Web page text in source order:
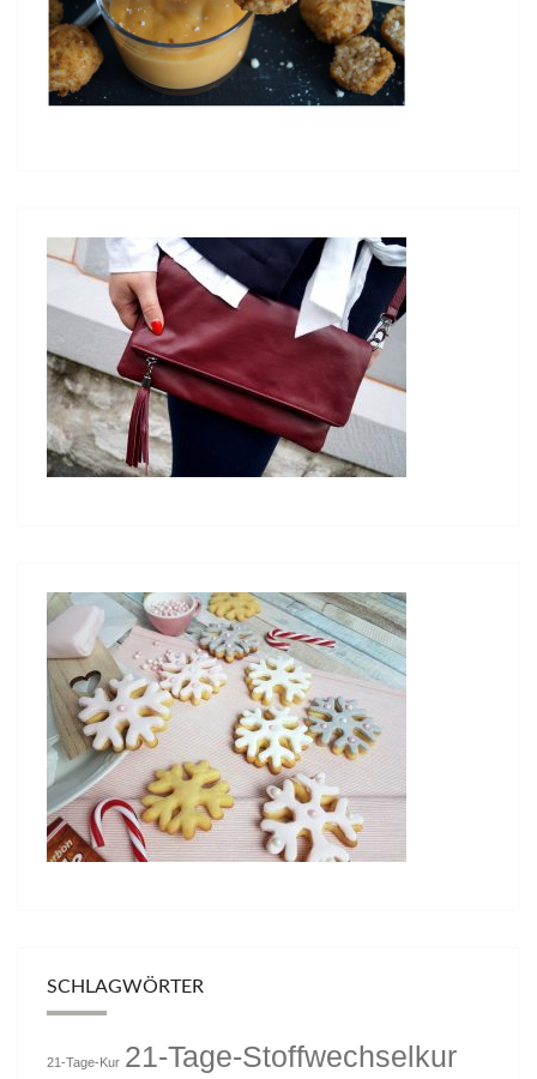
SCHLAGWÖRTER
21-Tage-Kur 21-Tage-Stoffwechselkur